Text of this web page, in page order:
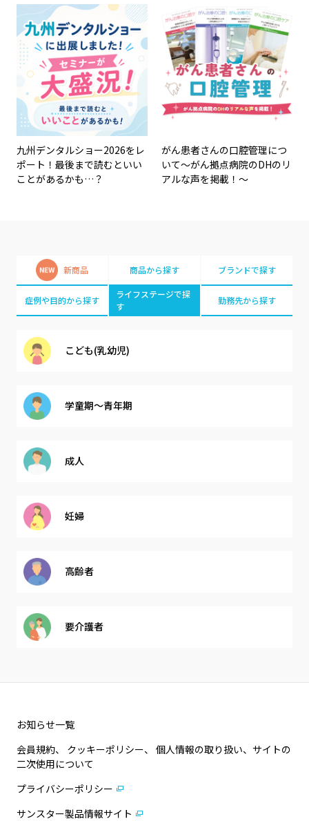
九州デンタルショー2026をレ
ポート！最後まで読むといい
ことがあるかも…？
がん患者さんの口腔管理につ
いて～がん拠点病院のDHのリ
アルな声を掲載！～
新商品 商品から探す ブランドで探す
症例や目的から探す
ライフステージで探
す
勤務先から探す
こども(乳幼児)
学童期～青年期
成人
妊婦
高齢者
要介護者
お知らせ一覧
会員規約、 クッキーポリシー、 個人情報の取り扱い、サイトの
二次使用について
プライバシーポリシー
サンスター製品情報サイト